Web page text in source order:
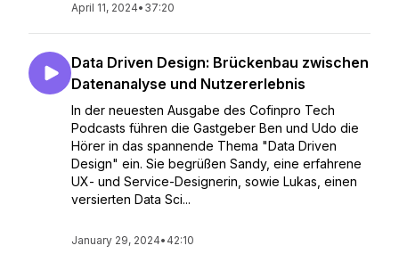
April 11, 2024• 37:20
Data Driven Design: Brückenbau zwischen
Datenanalyse und Nutzererlebnis
In der neuesten Ausgabe des Cofinpro Tech
Podcasts führen die Gastgeber Ben und Udo die
Hörer in das spannende Thema "Data Driven
Design" ein. Sie begrüßen Sandy, eine erfahrene
UX- und Service-Designerin, sowie Lukas, einen
versierten Data Sci...
January 29, 2024• 42:10